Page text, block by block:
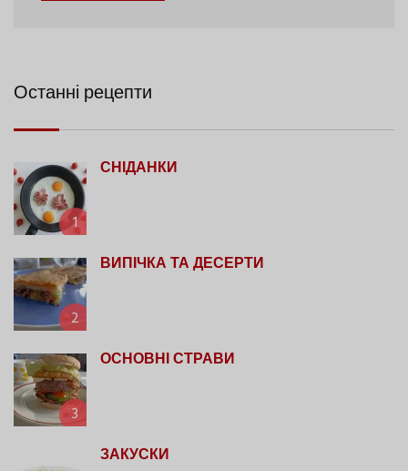
Останні рецепти
1
СНІДАНКИ
2
ВИПІЧКА ТА ДЕСЕРТИ
3
ОСНОВНІ СТРАВИ
ЗАКУСКИ